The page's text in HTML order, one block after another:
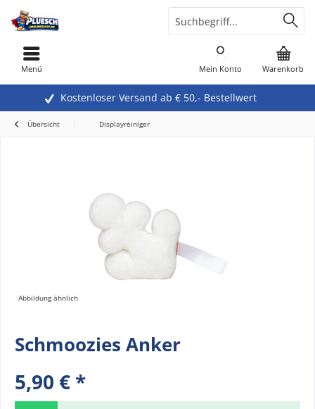
Kostenloser Versand ab € 50,- Bestellwert
Warenkorb
Mein Konto
Menü
Übersicht Displayreiniger
Abbildung ähnlich
Schmoozies Anker
5,90 € *